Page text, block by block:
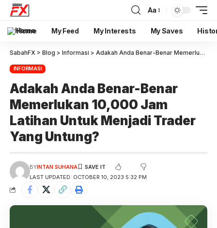
Aa
Home My Feed My Interests My Saves
SabahFX > Blog > Informasi > Adakah Anda Benar-Benar Memerlukan 10,000 Jam Latihan Untuk Menjadi Trader Yang Untung?
INFORMASI
Adakah Anda Benar-Benar
Memerlukan 10,000 Jam
Latihan Untuk Menjadi Trader
Yang Untung?
LAST UPDATED: OCTOBER 10, 2023 5:32 PM
BYINTAN SUHANA